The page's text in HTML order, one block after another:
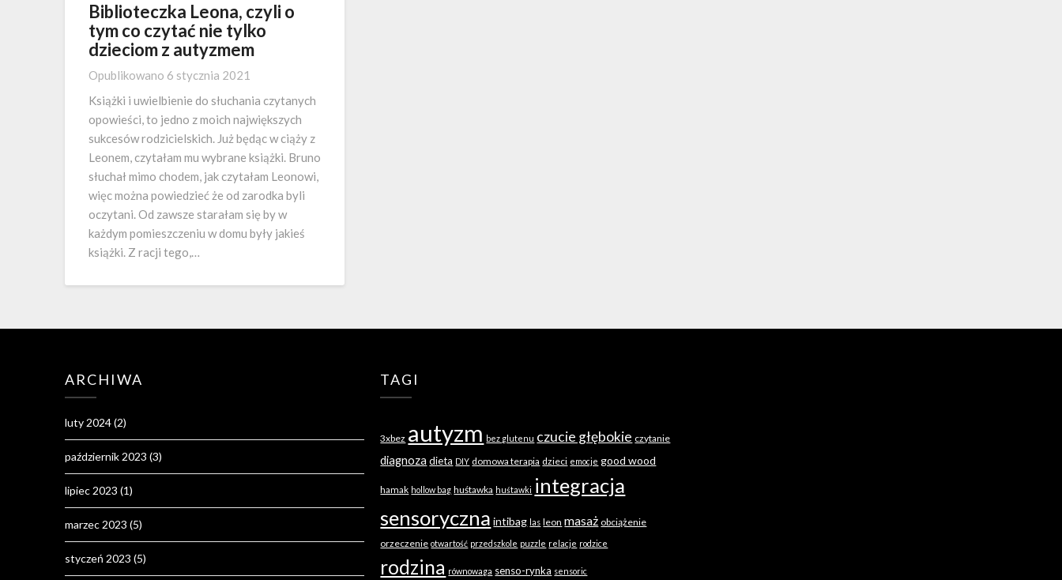
Biblioteczka Leona, czyli o
tym co czytać nie tylko
dzieciom z autyzmem
Opublikowano 6 stycznia 2021
Książki i uwielbienie do słuchania czytanych
opowieści, to jedno z moich największych
sukcesów rodzicielskich. Już będąc w ciąży z
Leonem, czytałam mu wybrane książki. Bruno
słuchał mimo chodem, jak czytałam Leonowi,
więc można powiedzieć że od zarodka byli
oczytani. Od zawsze starałam się by w
każdym pomieszczeniu w domu były jakieś
książki. Z racji tego,…
ARCHIWA
luty 2024(2)
październik 2023 (3)
lipiec 2023 (1)
marzec 2023 (5)
styczeń 2023 (5)
TAGI
3xbez autyzm bez glutenu czucie głębokie czytanie
diagnoza dieta DIY domowa terapia dzieci emocje good wood
hamak hollow bag huśtawka huśtawki integracja
sensoryczna intibag las leon masaż obciążenie
orzeczenie otwartość przedszkole puzzle relacje rodzice
rodzina równowaga senso-rynka sensoric